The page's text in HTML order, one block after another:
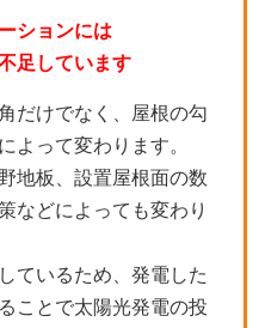
ションには
足しています
だけでなく、屋根の勾
よって変わります。
地板、設置屋根面の数
などによっても変わり
ているため、発電した
ことで太陽光発電の投